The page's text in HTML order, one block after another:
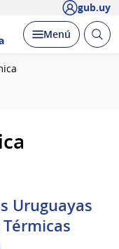
gub.uy
Desplegar
Menú Abrir
Uruguayas